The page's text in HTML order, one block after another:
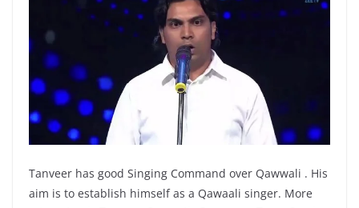
Tanveer has good Singing Command over Qawwali . His
aim is to establish himself as a Qawaali singer. More